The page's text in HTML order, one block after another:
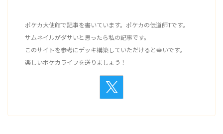
ポケカ大使館で記事を書いています。ポケカの伝道師Tです。
サムネイルがダサいと思ったら私の記事です。
このサイトを参考にデッキ構築していただけると幸いです。
楽しいポケカライフを送りましょう！